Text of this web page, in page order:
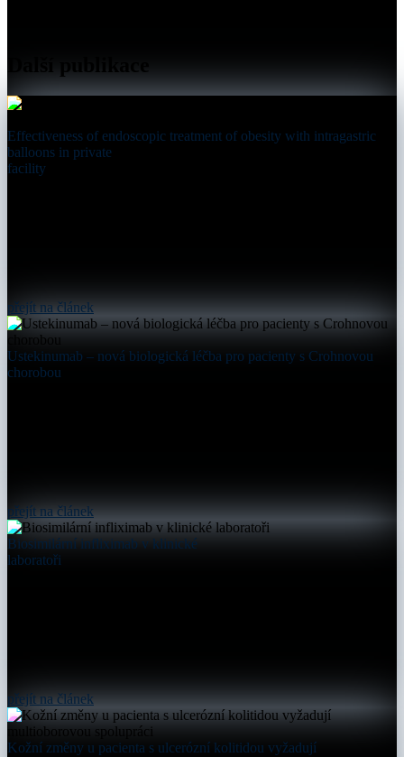
Effectiveness of endoscopic treatment of obesity with intragastric
balloons in private
facility
přejít na článek
Ustekinumab – nová biologická léčba pro pacienty s Crohnovou
chorobou
přejít na článek
Biosimilární infliximab v klinické
laboratoři
přejít na článek
Kožní změny u pacienta s ulcerózní kolitidou vyžadují